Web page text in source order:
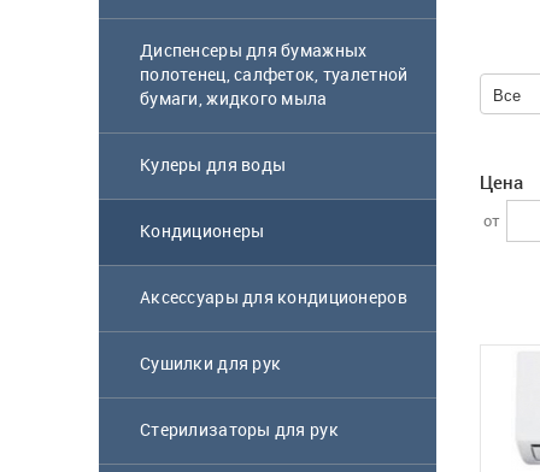
Диспенсеры для бумажных
полотенец, салфеток, туалетной
бумаги, жидкого мыла
Кулеры для воды
Кондиционеры
Аксессуары для кондиционеров
Сушилки для рук
Стерилизаторы для рук
SC-HB42S08
Все
Цена
от